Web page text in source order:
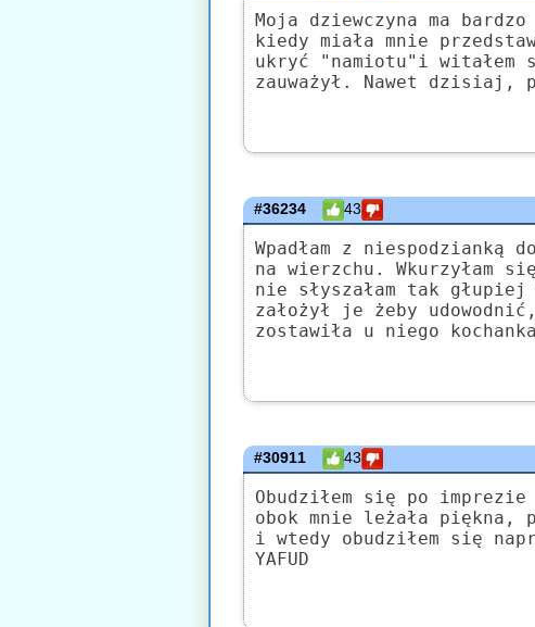
Moja dziewczyna ma
kiedy miała mnie
ukryć "namiotu"i witałem
zauważył. Nawet dzisiaj,
#36234 43
Wpadłam z niespodzianką
na wierzchu. Wkurzyłam
nie słyszałam tak głupiej
założył je żeby
zostawiła u niego
#30911 43
Obudziłem się po imprezie
obok mnie leżała piękna,
i wtedy obudziłem się
YAFUD